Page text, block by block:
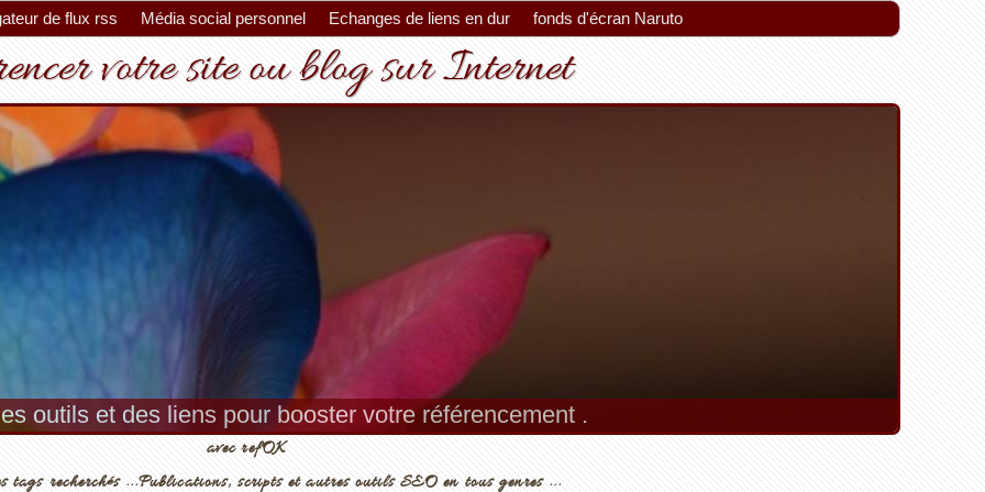
de flux rss Média social personnel Echanges de liens en dur fonds d'écran Naruto
votre site ou blog sur Internet
outils et des liens pour booster votre référencement .
avec refOK
tags recherchés ...Publications, scripts et autres outils SEO en tous genres ...